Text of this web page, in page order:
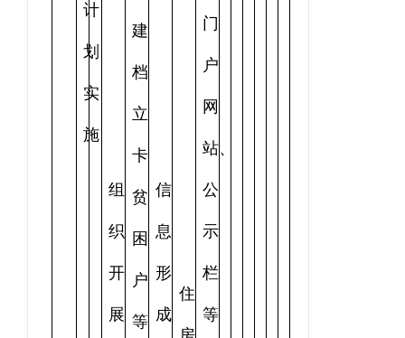
计
划
实
施
建
档
立
卡
贫
困
户
等
组
织
开
展
信
息
形
成
住
门
户
网
站、
公
示
栏
等